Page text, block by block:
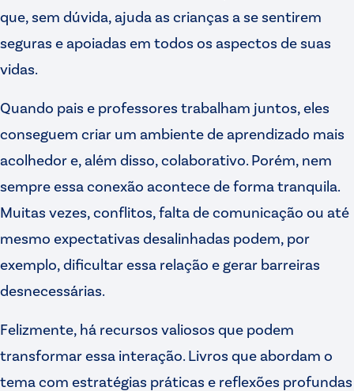
que, sem dúvida, ajuda as crianças a se sentirem
seguras e apoiadas em todos os aspectos de suas
vidas.
Quando pais e professores trabalham juntos, eles
conseguem criar um ambiente de aprendizado mais
acolhedor e, além disso, colaborativo. Porém, nem
sempre essa conexão acontece de forma tranquila.
Muitas vezes, conflitos, falta de comunicação ou até
mesmo expectativas desalinhadas podem, por
exemplo, dificultar essa relação e gerar barreiras
desnecessárias.
Felizmente, há recursos valiosos que podem
transformar essa interação. Livros que abordam o
tema com estratégias práticas e reflexões profundas